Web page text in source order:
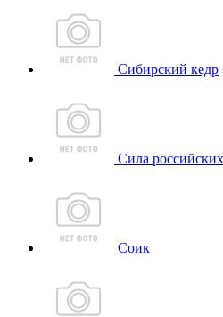
Сибирский кедр
Сила
Соик